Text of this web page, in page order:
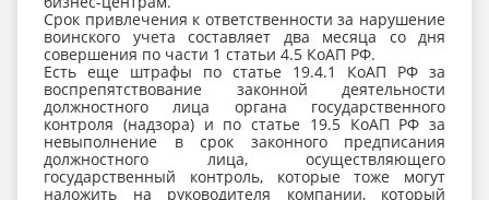
Срок привлечения к ответственности за нарушение
воинского учета составляет два месяца со дня
совершения по части 1 статьи 4.5 КоАП РФ.
Есть еще штрафы по статье 19.4.1 КоАП РФ за
воспрепятствование законной деятельности
должностного лица органа государственного
контроля (надзора) и по статье 19.5 КоАП РФ за
невыполнение в срок законного предписания
должностного лица, осуществляющего
государственный контроль, которые тоже могут
наложить на руководителя компании, который